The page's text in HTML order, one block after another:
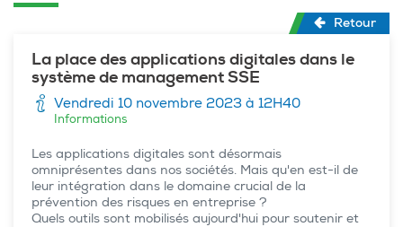
Retour
La place des applications digitales dans le
système de management SSE
Vendredi 10 novembre 2023 à 12H40
Informations
Les applications digitales sont désormais
omniprésentes dans nos sociétés. Mais qu'en est-il de
leur intégration dans le domaine crucial de la
prévention des risques en entreprise ?
Quels outils sont mobilisés aujourd'hui pour soutenir et